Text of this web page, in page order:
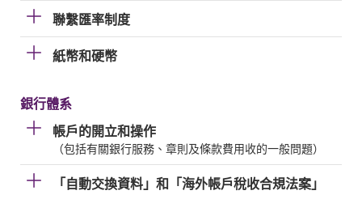
聯繫匯率制度
紙幣和硬幣
銀行體系
帳戶的開立和操作
（包括有關銀行服務、章則及條款費用收的一般問題）
「自動交換資料」和「海外帳戶稅收合規法案」